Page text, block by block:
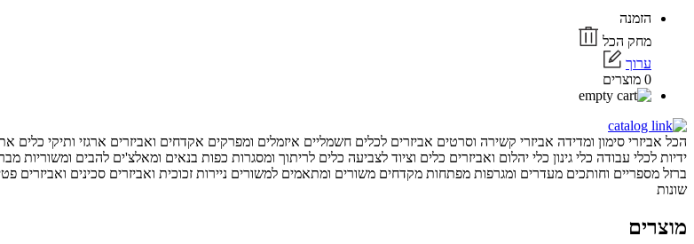
הזמנה
מחק הכל
ערוך
0 מוצרים
הכל אביזרי סימון ומדידה אביזרי קשירה וסרטים אביזרים לכלים חשמליים איזמלים ומפרקים אקדחים ואביזרים ארגזי ותיקי כלים
ידיות לכלי עבודה כלי גינון כלי יהלום ואביזרים כלים וציוד לצביעה כלים לריתוך ומסגרות כפות בנאים ומאלצ'ים להבים ומשוריות
ברזל מספריים וחותכים מעדרים ומגרפות מפתחות מקדחים משורים ומתאמים למשורים ניירות זכוכית ואביזרים סכינים ואביזרים
שונות
מוצרים